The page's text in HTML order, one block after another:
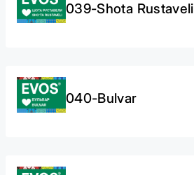
039-Shota Rustaveli
040-Bulvar